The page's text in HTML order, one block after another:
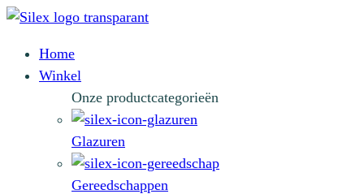
Home
Winkel
Onze productcategorieën
Glazuren
Gereedschappen